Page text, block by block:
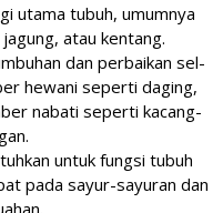
utama tubuh, umumnya
atau kentang.
dan perbaikan sel-
hewani seperti daging,
nabati seperti kacang-
untuk fungsi tubuh
pada sayur-sayuran dan